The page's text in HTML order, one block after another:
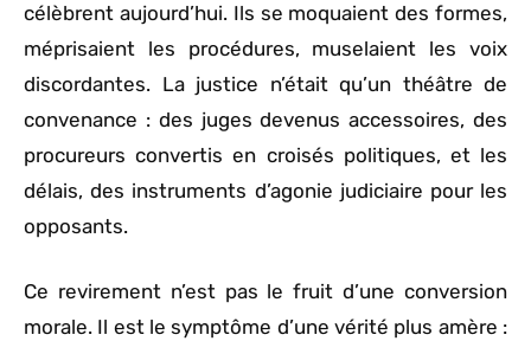
célèbrent aujourd’hui. Ils se moquaient des formes,
méprisaient les procédures, muselaient les voix
discordantes. La justice n’était qu’un théâtre de
convenance : des juges devenus accessoires, des
procureurs convertis en croisés politiques, et les
délais, des instruments d’agonie judiciaire pour les
opposants.
Ce revirement n’est pas le fruit d’une conversion
morale. Il est le symptôme d’une vérité plus amère :